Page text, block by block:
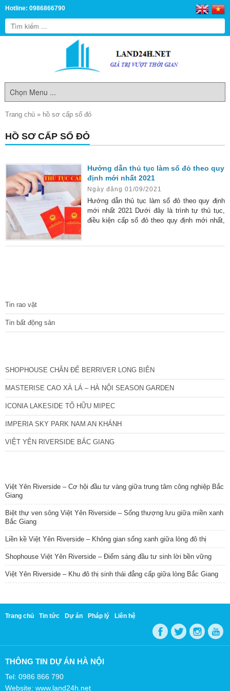
Hotline: 0986866790
Trang chủ » hồ sơ cấp sổ đỏ
HỒ SƠ CẤP SỔ ĐỎ
Hướng dẫn thủ tục làm sổ đỏ theo quy
định mới nhất 2021
Ngày đăng 01/09/2021
Hướng dẫn thủ tục làm sổ đỏ theo quy định
mới nhất 2021 Dưới đây là trình tự thủ tục,
điều kiện cấp sổ đỏ theo quy định mới nhất,
Tin rao vặt
Tin bất động sản
SHOPHOUSE CHÂN ĐẾ BERRIVER LONG BIÊN
MASTERISE CAO XÀ LÁ – HÀ NỘI SEASON GARDEN
ICONIA LAKESIDE TỐ HỮU MIPEC
IMPERIA SKY PARK NAM AN KHÁNH
VIỆT YÊN RIVERSIDE BẮC GIANG
Việt Yên Riverside – Cơ hội đầu tư vàng giữa trung tâm công nghiệp Bắc
Giang
Biệt thự ven sông Việt Yên Riverside – Sống thượng lưu giữa miền xanh
Bắc Giang
Liền kề Việt Yên Riverside – Không gian sống xanh giữa lòng đô thị
Shophouse Việt Yên Riverside – Điểm sáng đầu tư sinh lời bền vững
Việt Yên Riverside – Khu đô thị sinh thái đẳng cấp giữa lòng Bắc Giang
Trang chủ Tin tức Dự án Pháp lý Liên hệ
THÔNG TIN DỰ ÁN HÀ NỘI
Tel: 0986 866 790
Website: www.land24h.net